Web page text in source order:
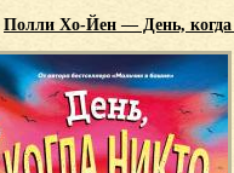
Полли Хо-Йен — День, когда